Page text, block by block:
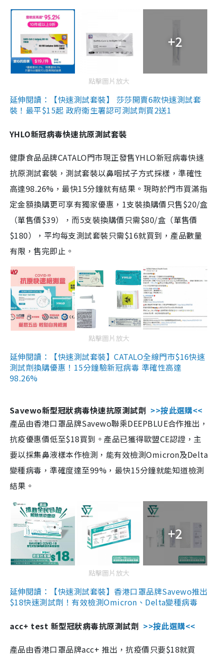
+2
點擊圖片放大
延伸閱讀：【快速測試套裝】 莎莎開賣6款快速測試套
裝！最平$15起 政府衛生署認可測試劑買2送1
YHLO新冠病毒快速抗原測試套裝
健康食品品牌CATALO門市現正發售YHLO新冠病毒快速
抗原測試套裝，測試套裝以鼻咽拭子方式採樣，準確性
高達98.26%，最快15分鐘就有結果。現時於門市買滿指
定金額換購更可享有獨家優惠，1支裝換購價只售$20/盒
（單售價$39），而5支裝換購價只需$80/盒（單售價
$180），平均每支測試套裝只需$16就買到，產品數量
有限，售完即止。
點擊圖片放大
延伸閱讀：【快速測試套裝】CATALO全線門市$16快速
測試劑換購優惠！15分鐘驗新冠病毒 準確性高達
98.26%
Savewo新型冠狀病毒快速抗原測試劑 >>按此選購<<
產品由香港口罩品牌Savewo聯乘DEEPBLUE合作推出，
抗疫優惠價低至$18買到。產品已獲得歐盟CE認證，主
要以採集鼻液樣本作檢測，能有效檢測Omicron及Delta
變種病毒，準確度達至99%，最快15分鐘就能知道檢測
結果。
+2
點擊圖片放大
延伸閱讀：【快速測試套裝】香港口罩品牌Savewo推出
$18快速測試劑！有效檢測Omicron、Delta變種病毒
acc+ test 新型冠狀病毒抗原測試劑 >>按此選購<<
產品由香港口罩品牌acc+ 推出，抗疫價只要$18就買